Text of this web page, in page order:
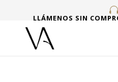
LLÁMENOS SIN